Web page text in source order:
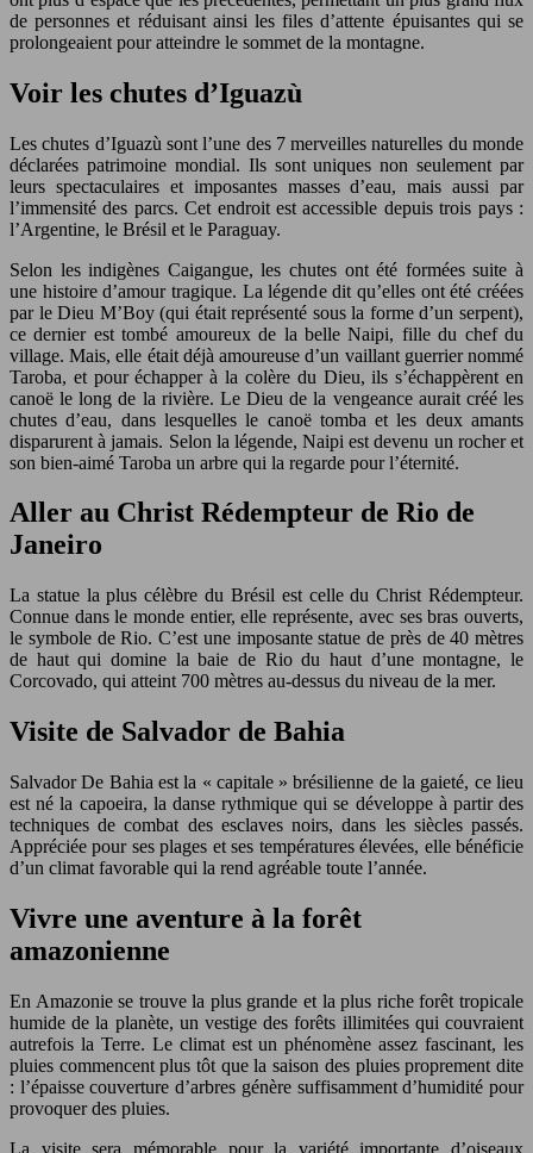
de personnes et réduisant ainsi les files d’attente épuisantes qui se
prolongeaient pour atteindre le sommet de la montagne.
Voir les chutes d’Iguazù
Les chutes d’Iguazù sont l’une des 7 merveilles naturelles du monde
déclarées patrimoine mondial. Ils sont uniques non seulement par
leurs spectaculaires et imposantes masses d’eau, mais aussi par
l’immensité des parcs. Cet endroit est accessible depuis trois pays :
l’Argentine, le Brésil et le Paraguay.
Selon les indigènes Caigangue, les chutes ont été formées suite à
une histoire d’amour tragique. La légende dit qu’elles ont été créées
par le Dieu M’Boy (qui était représenté sous la forme d’un serpent),
ce dernier est tombé amoureux de la belle Naipi, fille du chef du
village. Mais, elle était déjà amoureuse d’un vaillant guerrier nommé
Taroba, et pour échapper à la colère du Dieu, ils s’échappèrent en
canoë le long de la rivière. Le Dieu de la vengeance aurait créé les
chutes d’eau, dans lesquelles le canoë tomba et les deux amants
disparurent à jamais. Selon la légende, Naipi est devenu un rocher et
son bien-aimé Taroba un arbre qui la regarde pour l’éternité.
Aller au Christ Rédempteur de Rio de
Janeiro
La statue la plus célèbre du Brésil est celle du Christ Rédempteur.
Connue dans le monde entier, elle représente, avec ses bras ouverts,
le symbole de Rio. C’est une imposante statue de près de 40 mètres
de haut qui domine la baie de Rio du haut d’une montagne, le
Corcovado, qui atteint 700 mètres au-dessus du niveau de la mer.
Visite de Salvador de Bahia
Salvador De Bahia est la « capitale » brésilienne de la gaieté, ce lieu
est né la capoeira, la danse rythmique qui se développe à partir des
techniques de combat des esclaves noirs, dans les siècles passés.
Appréciée pour ses plages et ses températures élevées, elle bénéficie
d’un climat favorable qui la rend agréable toute l’année.
Vivre une aventure à la forêt
amazonienne
En Amazonie se trouve la plus grande et la plus riche forêt tropicale
humide de la planète, un vestige des forêts illimitées qui couvraient
autrefois la Terre. Le climat est un phénomène assez fascinant, les
pluies commencent plus tôt que la saison des pluies proprement dite
: l’épaisse couverture d’arbres génère suffisamment d’humidité pour
provoquer des pluies.
La visite sera mémorable pour la variété importante d’oiseaux